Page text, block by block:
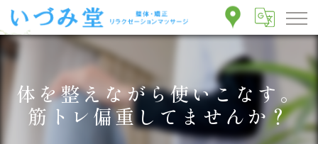
体を整えながら使いこなす。
筋トレ偏重してませんか？